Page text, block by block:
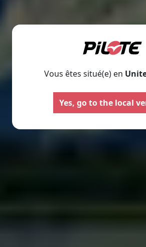
Vous êtes situé(e) en
Yes, go to the local